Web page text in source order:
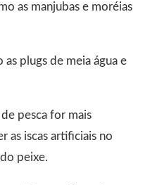
as manjubas e moréias
plugs de meia água e
pesca for mais
as iscas artificiais no
peixe.